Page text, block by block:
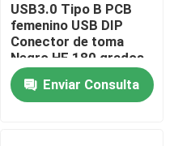
USB3.0 Tipo B PCB
femenino USB DIP
Conector de toma
Negro HF 180 grados
Forma de T
Enviar Consulta